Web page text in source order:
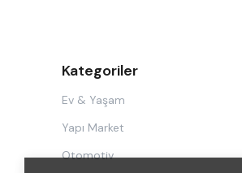
Kategoriler
Ev & Yaşam
Yapı Market
Otomotiv